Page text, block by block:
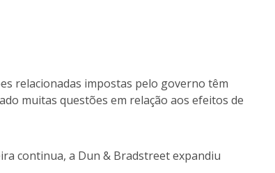
relacionadas impostas pelo governo têm
muitas questões em relação aos efeitos de
continua, a Dun & Bradstreet expandiu